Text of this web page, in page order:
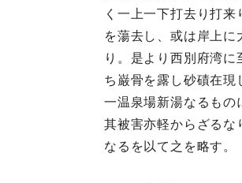
く一上一下打去り打
を蕩去し、或は岸上
り。是より西別府湾
ち巌骨を露し砂磧在
一温泉場新湯なるもの
其被害亦軽からざるな
なるを以て之を略す。